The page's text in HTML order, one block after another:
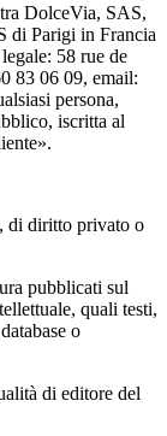
DolceVia, SAS,
di Parigi in Francia
58 rue de
83 06 09, email:
persona,
iscritta al
di diritto privato o
pubblicati sul
quali testi,
o
di editore del